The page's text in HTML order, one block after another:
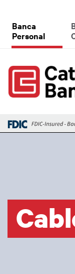
Global
Banca
Personal